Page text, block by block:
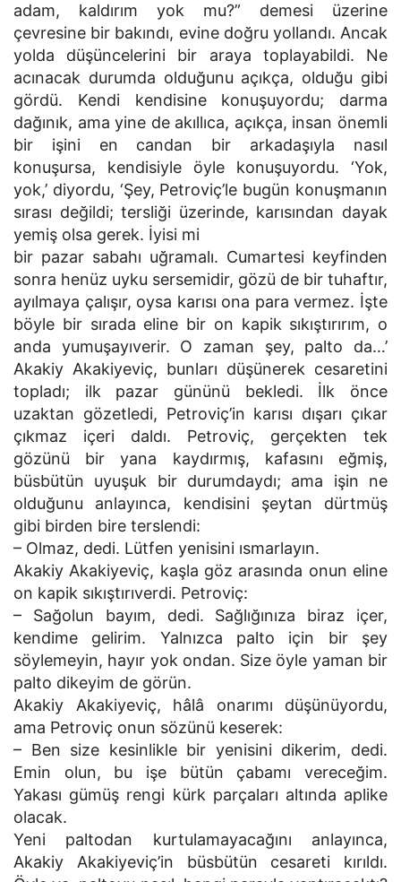
adam, kaldırım yok mu?” demesi üzerine
çevresine bir bakındı, evine doğru yollandı. Ancak
yolda düşüncelerini bir araya toplayabildi. Ne
acınacak durumda olduğunu açıkça, olduğu gibi
gördü. Kendi kendisine konuşuyordu; darma
dağınık, ama yine de akıllıca, açıkça, insan önemli
bir işini en candan bir arkadaşıyla nasıl
konuşursa, kendisiyle öyle konuşuyordu. ‘Yok,
yok,’ diyordu, ‘Şey, Petroviç’le bugün konuşmanın
sırası değildi; tersliği üzerinde, karısından dayak
yemiş olsa gerek. İyisi mi
bir pazar sabahı uğramalı. Cumartesi keyfinden
sonra henüz uyku sersemidir, gözü de bir tuhaftır,
ayılmaya çalışır, oysa karısı ona para vermez. İşte
böyle bir sırada eline bir on kapik sıkıştırırım, o
anda yumuşayıverir. O zaman şey, palto da…’
Akakiy Akakiyeviç, bunları düşünerek cesaretini
topladı; ilk pazar gününü bekledi. İlk önce
uzaktan gözetledi, Petroviç’in karısı dışarı çıkar
çıkmaz içeri daldı. Petroviç, gerçekten tek
gözünü bir yana kaydırmış, kafasını eğmiş,
büsbütün uyuşuk bir durumdaydı; ama işin ne
olduğunu anlayınca, kendisini şeytan dürtmüş
gibi birden bire terslendi:
– Olmaz, dedi. Lütfen yenisini ısmarlayın.
Akakiy Akakiyeviç, kaşla göz arasında onun eline
on kapik sıkıştırıverdi. Petroviç:
– Sağolun bayım, dedi. Sağlığınıza biraz içer,
kendime gelirim. Yalnızca palto için bir şey
söylemeyin, hayır yok ondan. Size öyle yaman bir
palto dikeyim de görün.
Akakiy Akakiyeviç, hâlâ onarımı düşünüyordu,
ama Petroviç onun sözünü keserek:
– Ben size kesinlikle bir yenisini dikerim, dedi.
Emin olun, bu işe bütün çabamı vereceğim.
Yakası gümüş rengi kürk parçaları altında aplike
olacak.
Yeni paltodan kurtulamayacağını anlayınca,
Akakiy Akakiyeviç’in büsbütün cesareti kırıldı.